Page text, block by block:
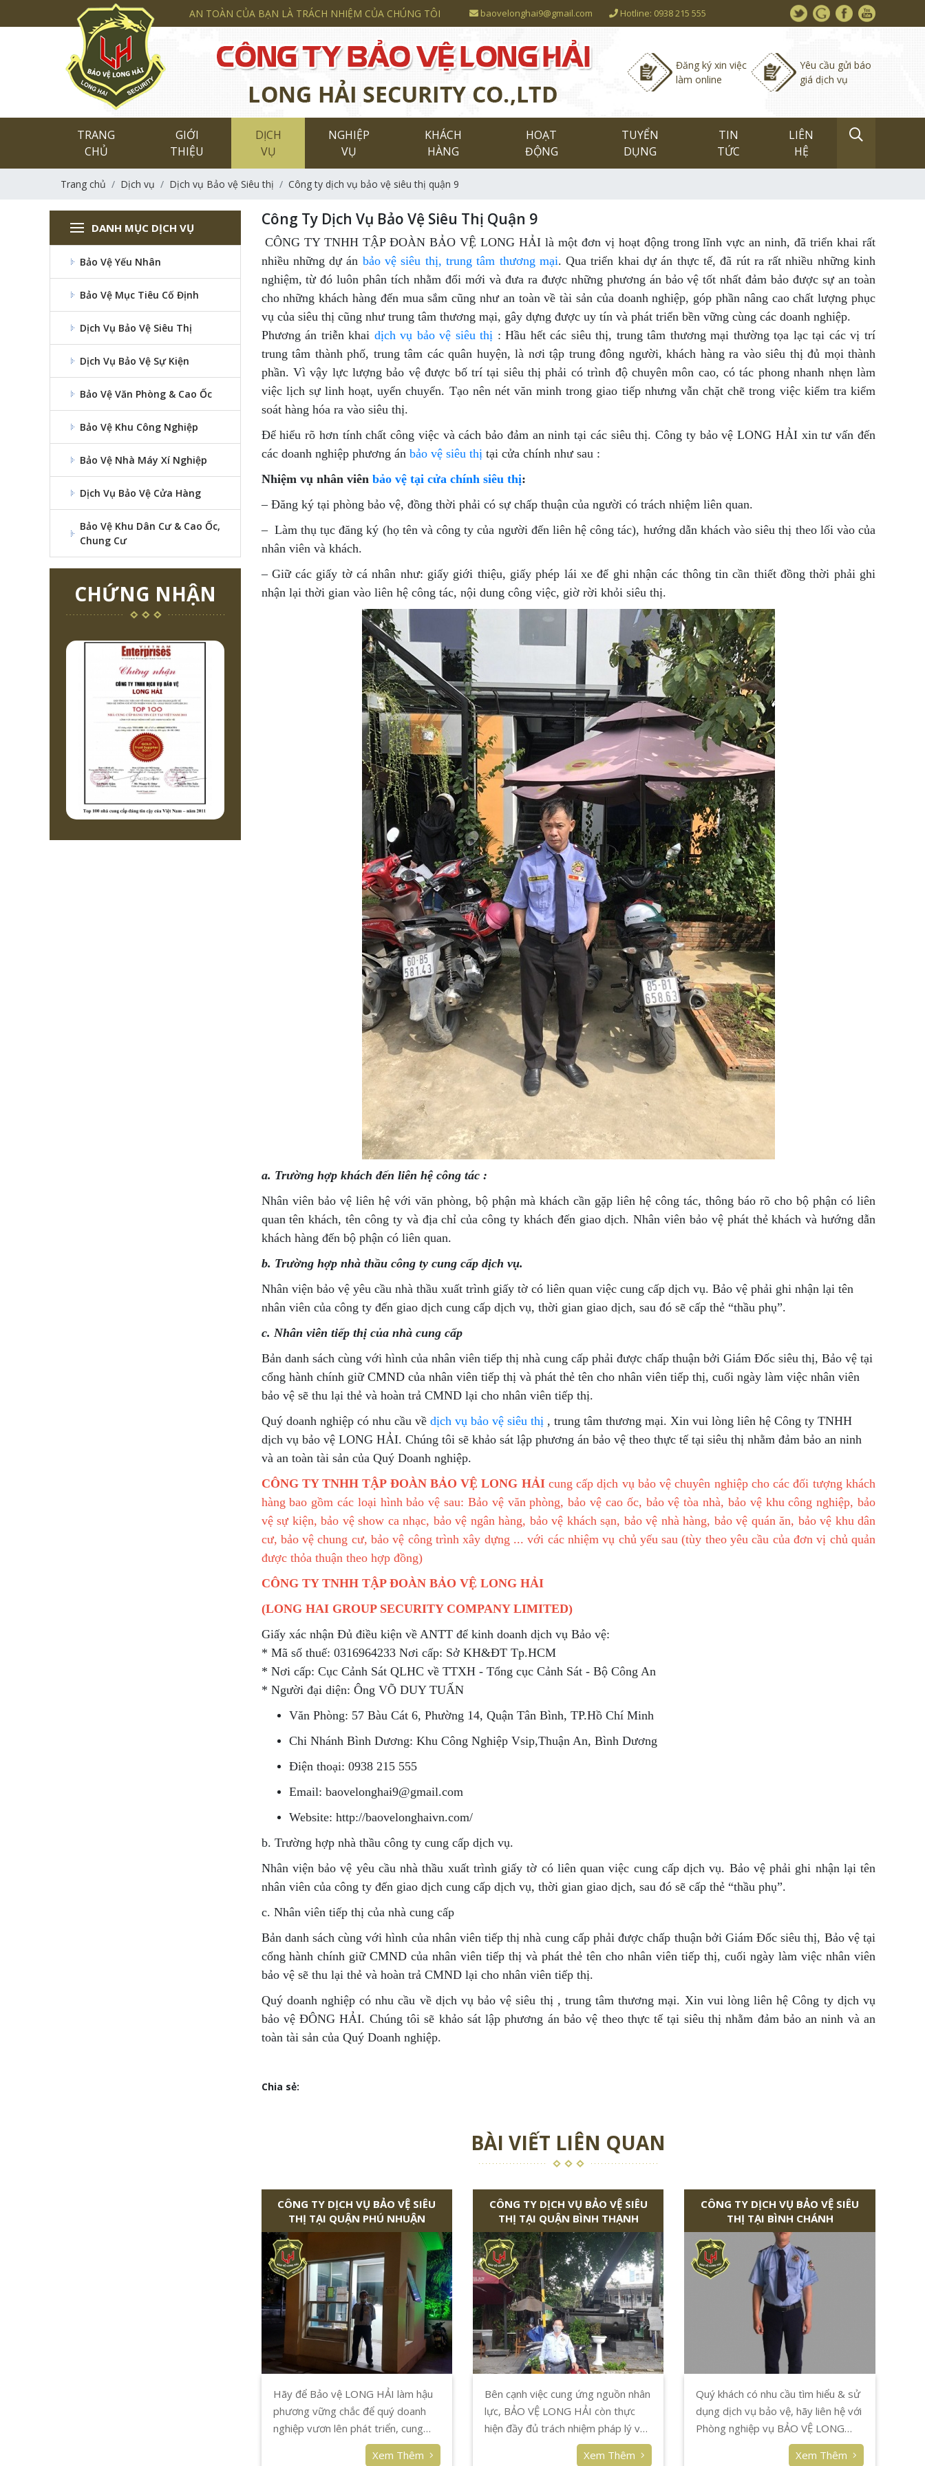
AN TOÀN CỦA BẠN LÀ TRÁCH NHIỆM CỦA CHÚNG TÔI baovelonghai9@gmail.com Hotline: 0938 215 555
Đăng ký xin việc
làm online
Yêu cầu gửi báo
giá dịch vụ
TRANG
CHỦ
GIỚI
THIỆU
DỊCH
VỤ
NGHIỆP
VỤ
KHÁCH
HÀNG
HOẠT
ĐỘNG
TUYỂN
DỤNG
TIN
TỨC
LIÊN
HỆ
Trang chủ Dịch vụ Dịch vụ Bảo vệ Siêu thị Công ty dịch vụ bảo vệ siêu thị quận 9
DANH MỤC DỊCH VỤ
Bảo Vệ Yếu Nhân
Bảo Vệ Mục Tiêu Cố Định
Dịch Vụ Bảo Vệ Siêu Thị
Dịch Vụ Bảo Vệ Sự Kiện
Bảo Vệ Văn Phòng & Cao Ốc
Bảo Vệ Khu Công Nghiệp
Bảo Vệ Nhà Máy Xí Nghiệp
Dịch Vụ Bảo Vệ Cửa Hàng
Bảo Vệ Khu Dân Cư & Cao Ốc,
Chung Cư
CHỨNG NHẬN
Công Ty Dịch Vụ Bảo Vệ Siêu Thị Quận 9
CÔNG TY TNHH TẬP ĐOÀN BẢO VỆ LONG HẢI là một đơn vị hoạt động trong lĩnh vực an ninh, đã triển khai rất
nhiều những dự án bảo vệ siêu thị, trung tâm thương mại. Qua triển khai dự án thực tế, đã rút ra rất nhiều những kinh
nghiệm, từ đó luôn phân tích nhằm đổi mới và đưa ra được những phương án bảo vệ tốt nhất đảm bảo được sự an toàn
cho những khách hàng đến mua sắm cũng như an toàn về tài sản của doanh nghiệp, góp phần nâng cao chất lượng phục
vụ của siêu thị cũng như trung tâm thương mại, gây dựng được uy tín và phát triển bền vững cùng các doanh nghiệp.
Phương án triễn khai dịch vụ bảo vệ siêu thị : Hầu hết các siêu thị, trung tâm thương mại thường tọa lạc tại các vị trí
trung tâm thành phố, trung tâm các quân huyện, là nơi tập trung đông người, khách hàng ra vào siêu thị đủ mọi thành
phần. Vì vậy lực lượng bảo vệ được bố trí tại siêu thị phải có trình độ chuyên môn cao, có tác phong nhanh nhẹn làm
việc lịch sự linh hoạt, uyển chuyển. Tạo nên nét văn minh trong giao tiếp nhưng vẫn chặt chẽ trong việc kiểm tra kiểm
soát hàng hóa ra vào siêu thị.
Để hiểu rõ hơn tính chất công việc và cách bảo đảm an ninh tại các siêu thị. Công ty bảo vệ LONG HẢI xin tư vấn đến
các doanh nghiệp phương án bảo vệ siêu thịtại cửa chính như sau :
Nhiệm vụ nhân viên bảo vệ tại cửa chính siêu thị:
– Đăng ký tại phòng bảo vệ, đồng thời phải có sự chấp thuận của người có trách nhiệm liên quan.
– Làm thụ tục đăng ký (họ tên và công ty của người đến liên hệ công tác), hướng dẫn khách vào siêu thị theo lối vào của
nhân viên và khách.
– Giữ các giấy tờ cá nhân như: giấy giới thiệu, giấy phép lái xe để ghi nhận các thông tin cần thiết đồng thời phải ghi
nhận lại thời gian vào liên hệ công tác, nội dung công việc, giờ rời khỏi siêu thị.
a. Trường hợp khách đến liên hệ công tác :
Nhân viên bảo vệ liên hệ với văn phòng, bộ phận mà khách cần gặp liên hệ công tác, thông báo rõ cho bộ phận có liên
quan tên khách, tên công ty và địa chỉ của công ty khách đến giao dịch. Nhân viên bảo vệ phát thẻ khách và hướng dẫn
khách hàng đến bộ phận có liên quan.
b. Trường hợp nhà thầu công ty cung cấp dịch vụ.
Nhân viện bảo vệ yêu cầu nhà thầu xuất trình giấy tờ có liên quan việc cung cấp dịch vụ. Bảo vệ phải ghi nhận lại tên
nhân viên của công ty đến giao dịch cung cấp dịch vụ, thời gian giao dịch, sau đó sẽ cấp thẻ “thầu phụ”.
c. Nhân viên tiếp thị của nhà cung cấp
Bản danh sách cùng với hình của nhân viên tiếp thị nhà cung cấp phải được chấp thuận bởi Giám Đốc siêu thị, Bảo vệ tại
cổng hành chính giữ CMND của nhân viên tiếp thị và phát thẻ tên cho nhân viên tiếp thị, cuối ngày làm việc nhân viên
bảo vệ sẽ thu lại thẻ và hoàn trả CMND lại cho nhân viên tiếp thị.
Quý doanh nghiệp có nhu cầu về dịch vụ bảo vệ siêu thị , trung tâm thương mại. Xin vui lòng liên hệ Công ty TNHH
dịch vụ bảo vệ LONG HẢI. Chúng tôi sẽ khảo sát lập phương án bảo vệ theo thực tế tại siêu thị nhằm đảm bảo an ninh
và an toàn tài sản của Quý Doanh nghiệp.
CÔNG TY TNHH TẬP ĐOÀN BẢO VỆ LONG HẢIcung cấp dịch vụ bảo vệ chuyên nghiệp cho các đối tượng khách
hàng bao gồm các loại hình bảo vệ sau: Bảo vệ văn phòng, bảo vệ cao ốc, bảo vệ tòa nhà, bảo vệ khu công nghiệp, bảo
vệ sự kiện, bảo vệ show ca nhạc, bảo vệ ngân hàng, bảo vệ khách sạn, bảo vệ nhà hàng, bảo vệ quán ăn, bảo vệ khu dân
cư, bảo vệ chung cư, bảo vệ công trình xây dựng ... với các nhiệm vụ chủ yếu sau (tùy theo yêu cầu của đơn vị chủ quản
được thỏa thuận theo hợp đồng)
CÔNG TY TNHH TẬP ĐOÀN BẢO VỆ LONG HẢI
(LONG HAI GROUP SECURITY COMPANY LIMITED)
Giấy xác nhận Đủ điều kiện về ANTT để kinh doanh dịch vụ Bảo vệ:
* Mã số thuế: 0316964233 Nơi cấp: Sở KH&ĐT Tp.HCM
* Nơi cấp: Cục Cảnh Sát QLHC về TTXH - Tổng cục Cảnh Sát - Bộ Công An
* Người đại diện: Ông VÕ DUY TUẤN
Văn Phòng: 57 Bàu Cát 6, Phường 14, Quận Tân Bình, TP.Hồ Chí Minh
Chi Nhánh Bình Dương: Khu Công Nghiệp Vsip,Thuận An, Bình Dương
Điện thoại: 0938 215 555
Email: baovelonghai9@gmail.com
Website: http://baovelonghaivn.com/
b. Trường hợp nhà thầu công ty cung cấp dịch vụ.
Nhân viện bảo vệ yêu cầu nhà thầu xuất trình giấy tờ có liên quan việc cung cấp dịch vụ. Bảo vệ phải ghi nhận lại tên
nhân viên của công ty đến giao dịch cung cấp dịch vụ, thời gian giao dịch, sau đó sẽ cấp thẻ “thầu phụ”.
c. Nhân viên tiếp thị của nhà cung cấp
Bản danh sách cùng với hình của nhân viên tiếp thị nhà cung cấp phải được chấp thuận bởi Giám Đốc siêu thị, Bảo vệ tại
cổng hành chính giữ CMND của nhân viên tiếp thị và phát thẻ tên cho nhân viên tiếp thị, cuối ngày làm việc nhân viên
bảo vệ sẽ thu lại thẻ và hoàn trả CMND lại cho nhân viên tiếp thị.
Quý doanh nghiệp có nhu cầu về dịch vụ bảo vệ siêu thị , trung tâm thương mại. Xin vui lòng liên hệ Công ty dịch vụ
bảo vệ ĐÔNG HẢI. Chúng tôi sẽ khảo sát lập phương án bảo vệ theo thực tế tại siêu thị nhằm đảm bảo an ninh và an
toàn tài sản của Quý Doanh nghiệp.
Chia sẻ:
BÀI VIẾT LIÊN QUAN
CÔNG TY DỊCH VỤ BẢO VỆ SIÊU
THỊ TẠI QUẬN PHÚ NHUẬN
Hãy để Bảo vệ LONG HẢI làm hậu
phương vững chắc để quý doanh
nghiệp vươn lên phát triển, cung
ứng hàng hóa dịch vụ chất lượng
cho đông đảo người tiêu dùng.
Xem Thêm
CÔNG TY DỊCH VỤ BẢO VỆ SIÊU
THỊ TẠI QUẬN BÌNH THẠNH
Bên cạnh việc cung ứng nguồn nhân
lực, BẢO VỆ LONG HẢI còn thực
hiện đầy đủ trách nhiệm pháp lý với
đơn vị đã được ký hợp đồng để
thực hiện tốt dịch vụ bảo vệ siêu
Xem Thêm
CÔNG TY DỊCH VỤ BẢO VỆ SIÊU
THỊ TẠI BÌNH CHÁNH
Quý khách có nhu cầu tìm hiểu & sử
dụng dịch vụ bảo vệ, hãy liên hệ với
Phòng nghiệp vụ BẢO VỆ LONG
HẢI để được tư vấn và có quyết
định chính xác trước khi triển khai
Xem Thêm